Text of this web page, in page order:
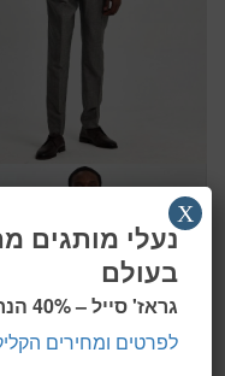
נעלי מותגים
בעולם
גראז' סייל – 40% הנחה על כל דגמי הנעליים
לפרטים ומחירים
X